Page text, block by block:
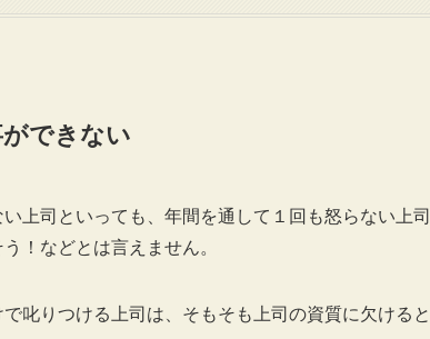
できない
上司といっても、年間を通して１回も怒らない上
！などとは言えません。
叱りつける上司は、そもそも上司の資質に欠ける